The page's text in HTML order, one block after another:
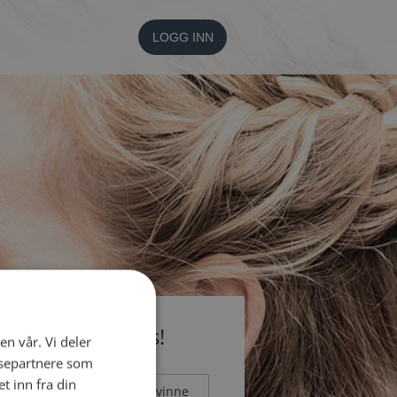
LOGG INN
medlem gratis!
Mann Kvinne
vår. Vi deler
som
inn fra din